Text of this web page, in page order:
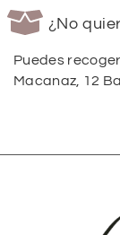
¿No
Puedes
Macanaz, 12